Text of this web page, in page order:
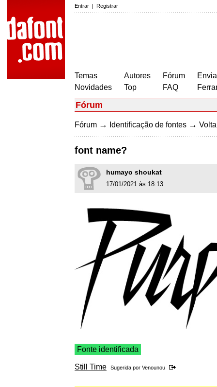
Entrar | Registrar
Temas
Novidades
Autores
Top
Fórum
FAQ
Fórum
Fórum → Identificação de fontes →
font name?
humayo shoukat
17/01/2021 às 18:13
Fonte identificada
Still Time Sugerida por Venounou